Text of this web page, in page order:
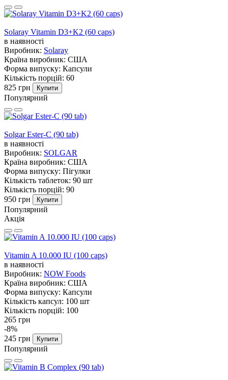
Solaray Vitamin D3+K2 (60 caps)
в наявності
Виробник: Solaray
Країна виробник: США
Форма випуску: Капсули
Кількість порцій: 60
825 грн
Купити
Популярний
Solgar Ester-C (90 tab)
в наявності
Виробник: SOLGAR
Країна виробник: США
Форма випуску: Пігулки
Кількість таблеток: 90 шт
Кількість порцій: 90
950 грн
Купити
Популярний
Акція
Vitamin A 10.000 IU (100 caps)
в наявності
Виробник: NOW Foods
Країна виробник: США
Форма випуску: Капсули
Кількість капсул: 100 шт
Кількість порцій: 100
265 грн
-8%
245 грн
Купити
Популярний